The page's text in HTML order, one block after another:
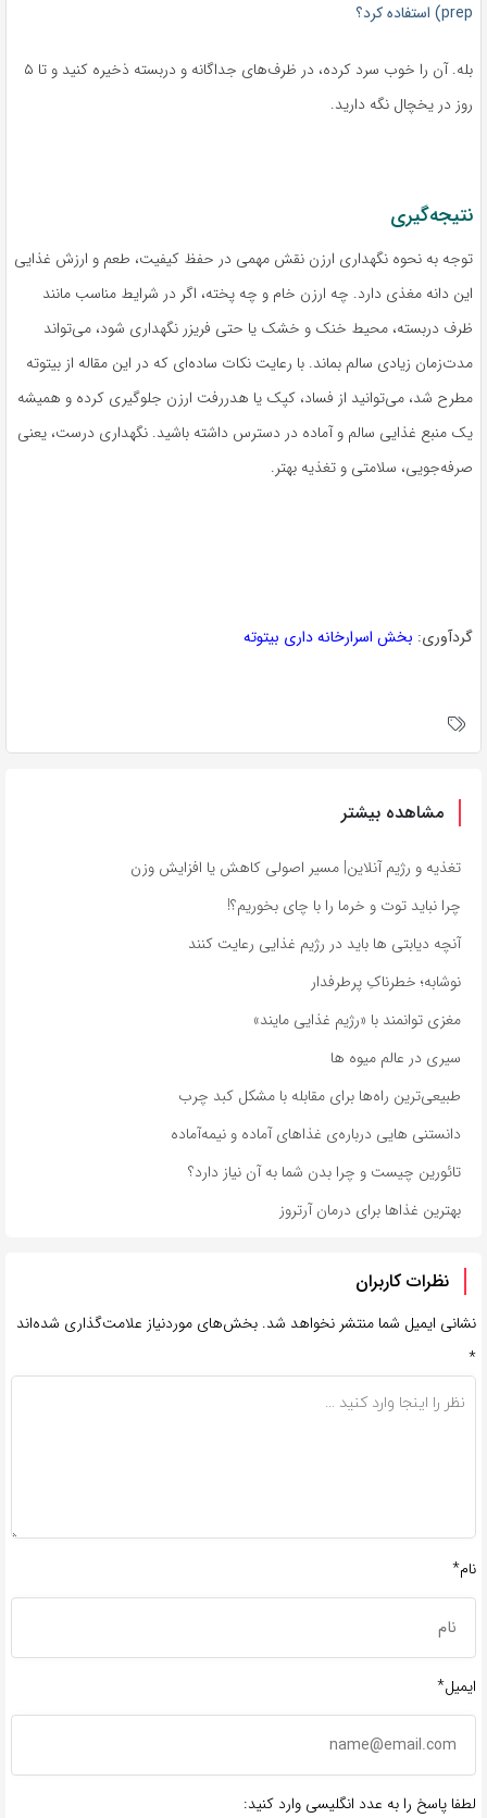
prep) استفاده کرد؟
بله. آن را خوب سرد کرده، در ظرف‌های جداگانه و دربسته ذخیره کنید و تا ۵
روز در یخچال نگه دارید.
نتیجه‌گیری
توجه به نحوه نگهداری ارزن نقش مهمی در حفظ کیفیت، طعم و ارزش غذایی
این دانه مغذی دارد. چه ارزن خام و چه پخته، اگر در شرایط مناسب مانند
ظرف دربسته، محیط خنک و خشک یا حتی فریزر نگهداری شود، می‌تواند
مدت‌زمان زیادی سالم بماند. با رعایت نکات ساده‌ای که در این مقاله از بیتوته
مطرح شد، می‌توانید از فساد، کپک یا هدررفت ارزن جلوگیری کرده و همیشه
یک منبع غذایی سالم و آماده در دسترس داشته باشید. نگهداری درست، یعنی
صرفه‌جویی، سلامتی و تغذیه بهتر.
گردآوری: بخش اسرارخانه داری بیتوته
مشاهده بیشتر
تغذیه و رژیم آنلاین| مسیر اصولی کاهش یا افزایش وزن
چرا نباید توت و خرما را با چای بخوریم؟!
آنچه دیابتی ها باید در رژیم غذایی رعایت کنند
نوشابه؛ خطرناکِ پرطرفدار
مغزی توانمند با «رژیم غذایی مایند»
سیری در عالم میوه‌ ها
طبیعی‌ترین راه‌ها برای مقابله با مشکل کبد چرب
دانستنی هایی درباره‌ی غذاهای آماده و نیمه‌آماده
تائورین چیست و چرا بدن شما به آن نیاز دارد؟
بهترین غذاها برای درمان آرتروز
نظرات کاربران
نشانی ایمیل شما منتشر نخواهد شد. بخش‌های موردنیاز علامت‌گذاری شده‌اند
*
نام*
ایمیل*
لطفا پاسخ را به عدد انگلیسی وارد کنید: